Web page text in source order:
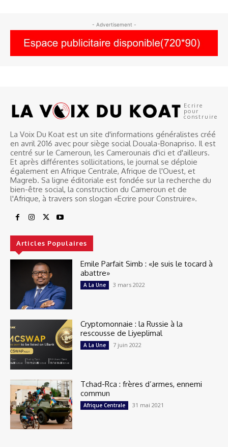
- Advertisement -
Ecrire
pour
construire
La Voix Du Koat est un site d'informations généralistes créé
en avril 2016 avec pour siège social Douala-Bonapriso. Il est
centré sur le Cameroun, les Camerounais d'ici et d'ailleurs.
Et après différentes sollicitations, le journal se déploie
également en Afrique Centrale, Afrique de l'Ouest, et
Magreb. Sa ligne éditoriale est fondée sur la recherche du
bien-être social, la construction du Cameroun et de
l'Afrique, à travers son slogan «Ecrire pour Construire».
Articles Populaires
Emile Parfait Simb : «Je suis le tocard à
abattre»
A La Une 3 mars 2022
Cryptomonnaie : la Russie à la
rescousse de Liyeplimal
A La Une 7 juin 2022
Tchad-Rca : frères d’armes, ennemi
commun
Afrique Centrale 31 mai 2021